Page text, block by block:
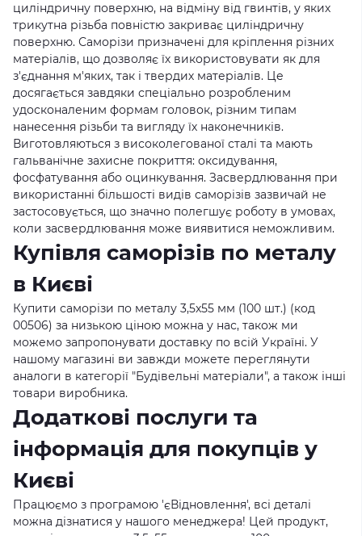
циліндричну поверхню, на відміну від гвинтів, у яких
трикутна різьба повністю закриває циліндричну
поверхню. Саморізи призначені для кріплення різних
матеріалів, що дозволяє їх використовувати як для
з'єднання м'яких, так і твердих матеріалів. Це
досягається завдяки спеціально розробленим
удосконаленим формам головок, різним типам
нанесення різьби та вигляду їх наконечників.
Виготовляються з високолегованої сталі та мають
гальванічне захисне покриття: оксидування,
фосфатування або оцинкування. Засвердлювання при
використанні більшості видів саморізів зазвичай не
застосовується, що значно полегшує роботу в умовах,
коли засвердлювання може виявитися неможливим.
Купівля саморізів по металу
в Києві
Купити саморізи по металу 3,5x55 мм (100 шт.) (код
00506) за низькою ціною можна у нас, також ми
можемо запропонувати доставку по всій Україні. У
нашому магазині ви завжди можете переглянути
аналоги в категорії "Будівельні матеріали", а також інші
товари виробника.
Додаткові послуги та
інформація для покупців у
Києві
Працюємо з програмою 'єВідновлення', всі деталі
можна дізнатися у нашого менеджера! Цей продукт,